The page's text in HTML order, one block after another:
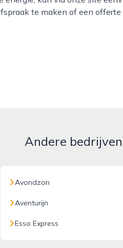
te maken of een offerte
Andere
Avondzon
Aventurijn
Esso Express